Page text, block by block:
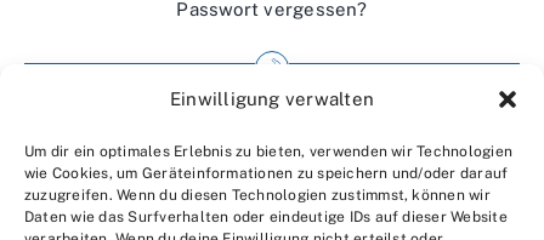
Einwilligung verwalten
Um dir ein optimales Erlebnis zu bieten, verwenden wir Technologien
wie Cookies, um Geräteinformationen zu speichern und/oder darauf
zuzugreifen. Wenn du diesen Technologien zustimmst, können wir
Daten wie das Surfverhalten oder eindeutige IDs auf dieser Website
Passwort vergessen?
Wir über uns
Kontakt